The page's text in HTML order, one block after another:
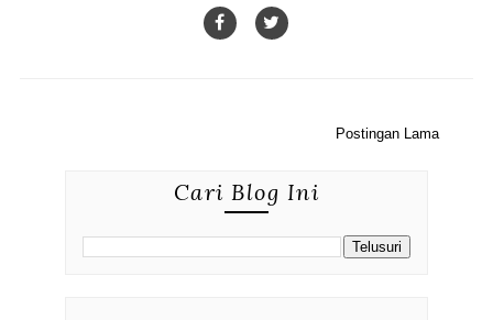
Postingan Lama
Cari Blog Ini